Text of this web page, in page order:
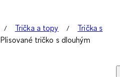
Trička a topy
Trička s
Plisované tričko s dlouhým